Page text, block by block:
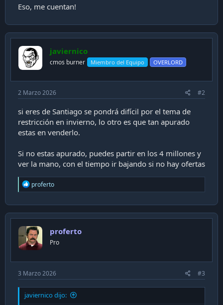
Eso, me cuentan!
javiernico
cmos burner Miembro del Equipo OVERLORD
2 Marzo 2026 #2
si eres de Santiago se pondrá difícil por el tema de
restricción en invierno, lo otro es que tan apurado
estas en venderlo.
Si no estas apurado, puedes partir en los 4 millones y
ver la mano, con el tiempo ir bajando si no hay ofertas
R
e
c
t
o
n
s
proferto
proferto
Pro
3 Marzo 2026 #3
javiernico dijo: